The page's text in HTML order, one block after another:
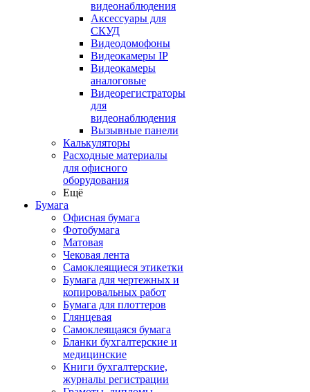
видеонаблюдения
Аксессуары для
СКУД
Видеодомофоны
Видеокамеры IP
Видеокамеры
аналоговые
Видеорегистраторы
для
видеонаблюдения
Вызывные панели
Калькуляторы
Расходные материалы
для офисного
оборудования
Ещё
Бумага
Офисная бумага
Фотобумага
Матовая
Чековая лента
Самоклеящиеся этикетки
Бумага для чертежных и
копировальных работ
Бумага для плоттеров
Глянцевая
Самоклеящаяся бумага
Бланки бухгалтерские и
медицинские
Книги бухгалтерские,
журналы регистрации